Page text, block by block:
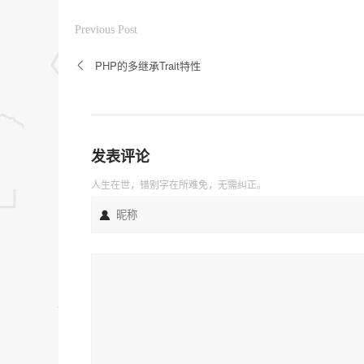
Previous Post
PHP的多继承Trait特性
发表评论
人生在世，错别字在所难免，无需纠正。